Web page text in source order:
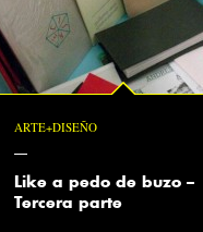
ARTE+DISEÑO
Like a pedo de buzo –
Tercera parte